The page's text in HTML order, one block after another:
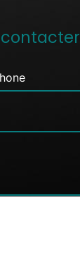
contacter